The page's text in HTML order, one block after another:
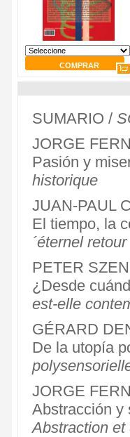
SUMARIO /
JORGE
Pasión y
historique
JUAN-PAUL
El tiempo, la
´éternel retour
PETER
¿Desde
est-elle
GÉRARD
De la utopía
JORGE
Abstracción y
Abstraction et